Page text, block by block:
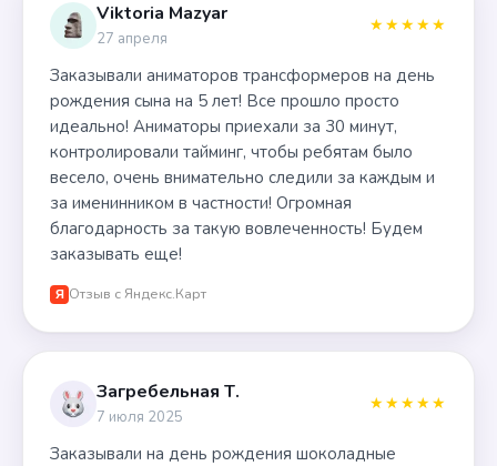
Viktoria Mazyar
27 апреля
★★★★★
Заказывали аниматоров трансформеров на день
рождения сына на 5 лет! Все прошло просто
идеально! Аниматоры приехали за 30 минут,
контролировали тайминг, чтобы ребятам было
весело, очень внимательно следили за каждым и
за именинником в частности! Огромная
благодарность за такую вовлеченность! Будем
заказывать еще!
Я Отзыв с Яндекс.Карт
Загребельная Т.
7 июля 2025
★★★★★
Заказывали на день рождения шоколадные